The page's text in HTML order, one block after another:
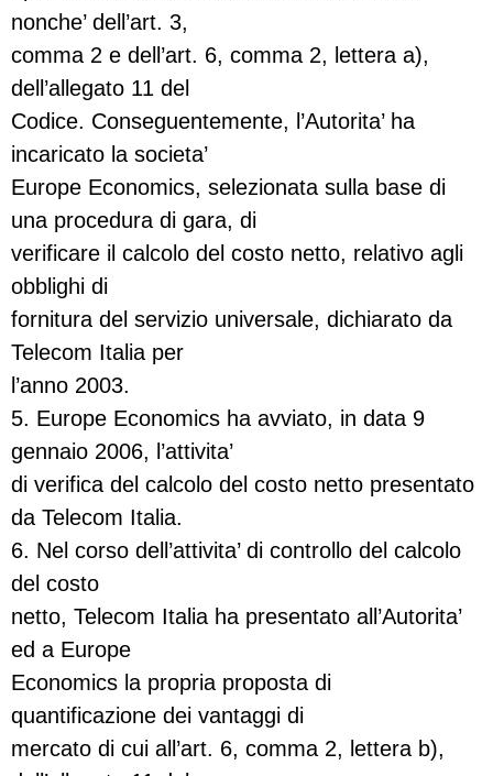
nonche’ dell’art. 3,
comma 2 e dell’art. 6, comma 2, lettera a),
dell’allegato 11 del
Codice. Conseguentemente, l’Autorita’ ha
incaricato la societa’
Europe Economics, selezionata sulla base di
una procedura di gara, di
verificare il calcolo del costo netto, relativo agli
obblighi di
fornitura del servizio universale, dichiarato da
Telecom Italia per
l’anno 2003.
5. Europe Economics ha avviato, in data 9
gennaio 2006, l’attivita’
di verifica del calcolo del costo netto presentato
da Telecom Italia.
6. Nel corso dell’attivita’ di controllo del calcolo
del costo
netto, Telecom Italia ha presentato all’Autorita’
ed a Europe
Economics la propria proposta di
quantificazione dei vantaggi di
mercato di cui all’art. 6, comma 2, lettera b),